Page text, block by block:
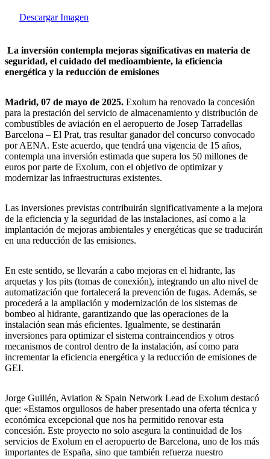
Descargar Imagen
La inversión contempla mejoras significativas en materia de
seguridad, el cuidado del medioambiente, la eficiencia
energética y la reducción de emisiones
Madrid, 07 de mayo de 2025. Exolum ha renovado la concesión
para la prestación del servicio de almacenamiento y distribución de
combustibles de aviación en el aeropuerto de Josep Tarradellas
Barcelona – El Prat, tras resultar ganador del concurso convocado
por AENA. Este acuerdo, que tendrá una vigencia de 15 años,
contempla una inversión estimada que supera los 50 millones de
euros por parte de Exolum, con el objetivo de optimizar y
modernizar las infraestructuras existentes.
Las inversiones previstas contribuirán significativamente a la mejora
de la eficiencia y la seguridad de las instalaciones, así como a la
implantación de mejoras ambientales y energéticas que se traducirán
en una reducción de las emisiones.
En este sentido, se llevarán a cabo mejoras en el hidrante, las
arquetas y los pits (tomas de conexión), integrando un alto nivel de
automatización que fortalecerá la prevención de fugas. Además, se
procederá a la ampliación y modernización de los sistemas de
bombeo al hidrante, garantizando que las operaciones de la
instalación sean más eficientes. Igualmente, se destinarán
inversiones para optimizar el sistema contraincendios y otros
mecanismos de control dentro de la instalación, así como para
incrementar la eficiencia energética y la reducción de emisiones de
GEI.
Jorge Guillén, Aviation & Spain Network Lead de Exolum destacó
que: «Estamos orgullosos de haber presentado una oferta técnica y
económica excepcional que nos ha permitido renovar esta
concesión. Este proyecto no solo asegura la continuidad de los
servicios de Exolum en el aeropuerto de Barcelona, uno de los más
importantes de España, sino que también refuerza nuestro